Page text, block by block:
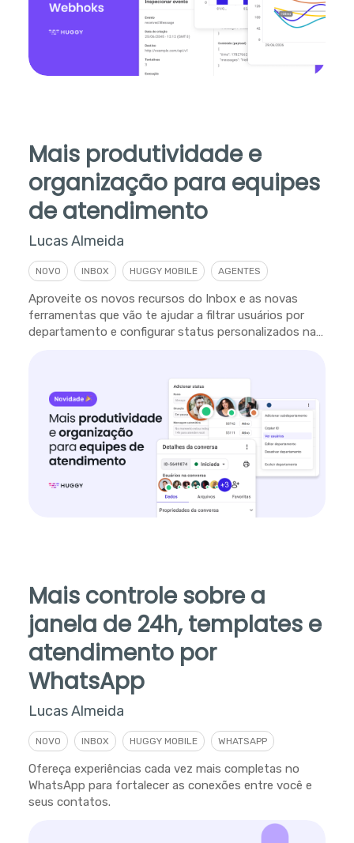
Mais produtividade e
organização para equipes
de atendimento
Lucas Almeida
NOVO INBOX HUGGY MOBILE AGENTES
Aproveite os novos recursos do Inbox e as novas
ferramentas que vão te ajudar a filtrar usuários por
departamento e configurar status personalizados na
Mais controle sobre a
janela de 24h, templates e
atendimento por
WhatsApp
Lucas Almeida
NOVO INBOX HUGGY MOBILE WHATSAPP
Ofereça experiências cada vez mais completas no
WhatsApp para fortalecer as conexões entre você e
seus contatos.